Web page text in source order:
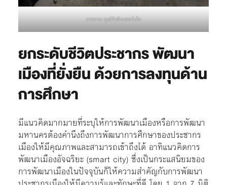
ภาพจาก: มูลนิธิสร้างสรรค์เด็ก
ยกระดับชีวิตประชากร พัฒนา
เมืองที่ยั่งยืน ด้วยการลงทุนด้าน
การศึกษา
มีแนวคิดมากมายที่ระบุให้การพัฒนาเมืองหรือการพัฒนา
มหานครต้องคำนึงถึงการพัฒนาการศึกษาของประชากร
เมืองให้มีคุณภาพและสามารถเข้าถึงได้ อาทิแนวคิดการ
พัฒนาเมืองอัจฉริยะ (smart city) ซึ่งเป็นกระแสนิยมของ
การพัฒนาเมืองในปัจจุบันก็ให้ความสำคัญกับการพัฒนา